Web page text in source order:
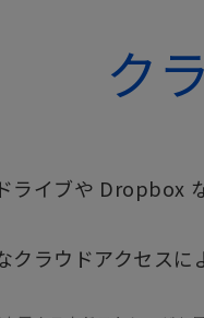
ク
ライブや Dropbox
ラウドアクセス